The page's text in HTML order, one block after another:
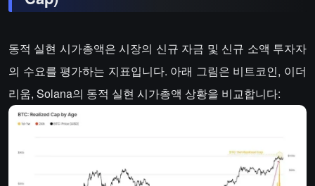
동적 실현 시가총액은 시장의 신규 자금 및 신규 소액 투자자
의 수요를 평가하는 지표입니다. 아래 그림은 비트코인, 이더
리움, Solana의 동적 실현 시가총액 상황을 비교합니다: